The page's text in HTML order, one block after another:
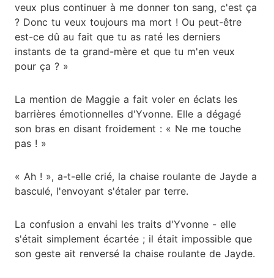
veux plus continuer à me donner ton sang, c'est ça
? Donc tu veux toujours ma mort ! Ou peut-être
est-ce dû au fait que tu as raté les derniers
instants de ta grand-mère et que tu m'en veux
pour ça ? »
La mention de Maggie a fait voler en éclats les
barrières émotionnelles d'Yvonne. Elle a dégagé
son bras en disant froidement : « Ne me touche
pas ! »
« Ah ! », a-t-elle crié, la chaise roulante de Jayde a
basculé, l'envoyant s'étaler par terre.
La confusion a envahi les traits d'Yvonne - elle
s'était simplement écartée ; il était impossible que
son geste ait renversé la chaise roulante de Jayde.